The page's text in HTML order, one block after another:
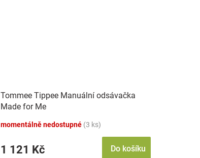
Tommee Tippee Manuální odsávačka
Made for Me
momentálně nedostupné (3 ks)
1 121 Kč Do košíku